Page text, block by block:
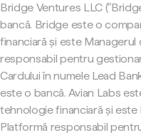
Bridge Ventures LLC
bancă. Bridge este o
financiară și este Managerul
responsabil pentru
Cardului în numele Lead
este o bancă. Avian Labs
tehnologie financiară și este
Platformă responsabil